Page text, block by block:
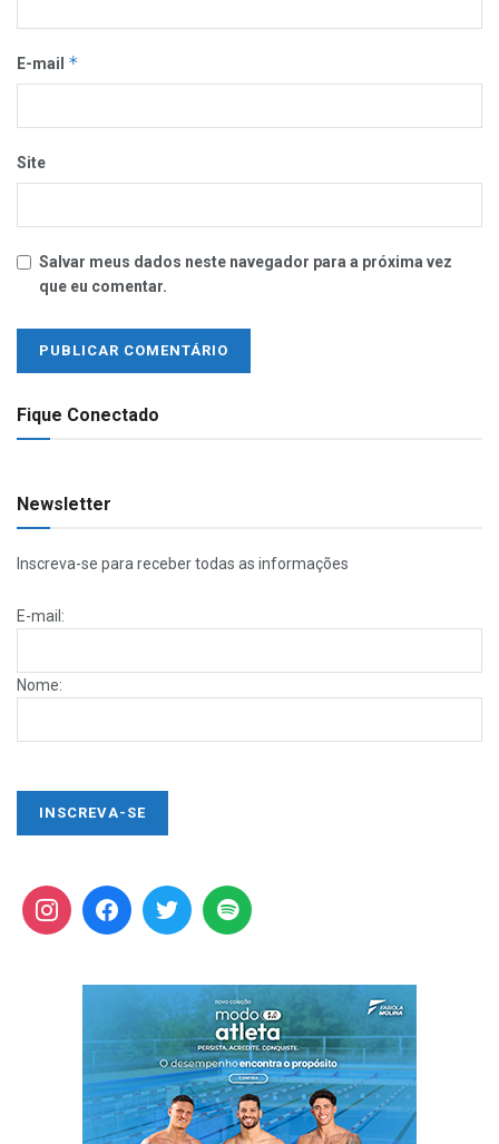
E-mail *
Site
Salvar meus dados neste navegador para a próxima vez
que eu comentar.
Fique Conectado
Newsletter
Inscreva-se para receber todas as informações
E-mail:
Nome: